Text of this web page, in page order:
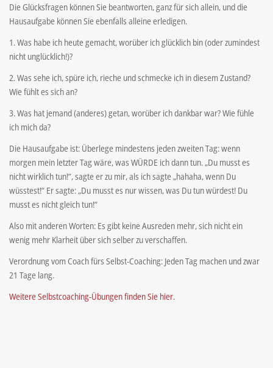
Die Glücksfragen können Sie beantworten, ganz für sich allein, und die
Hausaufgabe können Sie ebenfalls alleine erledigen.
1. Was habe ich heute gemacht, worüber ich glücklich bin (oder zumindest
nicht unglücklich!)?
2. Was sehe ich, spüre ich, rieche und schmecke ich in diesem Zustand?
Wie fühlt es sich an?
3. Was hat jemand (anderes) getan, worüber ich dankbar war? Wie fühle
ich mich da?
Die Hausaufgabe ist: Überlege mindestens jeden zweiten Tag: wenn
morgen mein letzter Tag wäre, was WÜRDE ich dann tun. „Du musst es
nicht wirklich tun!“, sagte er zu mir, als ich sagte „hahaha, wenn Du
wüsstest!“ Er sagte: „Du musst es nur wissen, was Du tun würdest! Du
musst es nicht gleich tun!“
Also mit anderen Worten: Es gibt keine Ausreden mehr, sich nicht ein
wenig mehr Klarheit über sich selber zu verschaffen.
Verordnung vom Coach fürs Selbst-Coaching: Jeden Tag machen und zwar
21 Tage lang.
Weitere Selbstcoaching-Übungen finden Sie hier.